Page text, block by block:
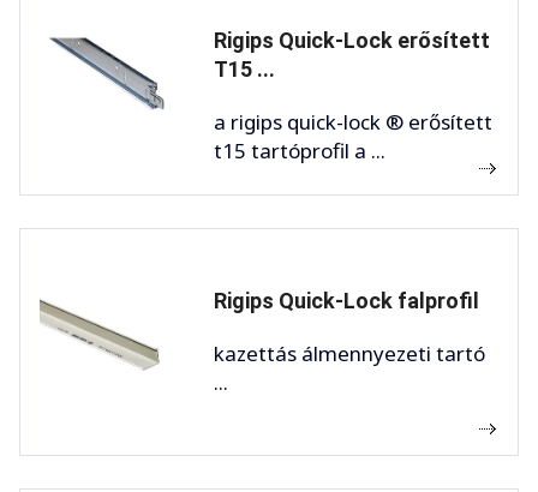
Rigips Quick-Lock erősített
T15 ...
a rigips quick-lock ® erősített
t15 tartóprofil a ...
Rigips Quick-Lock falprofil
kazettás álmennyezeti tartó
...